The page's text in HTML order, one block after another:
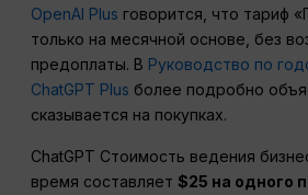
OpenAI Plus говорится, что тариф
только на месячной основе, без
предоплаты. В Руководство по
ChatGPT Plus более подробно
сказывается на покупках.
ChatGPT Стоимость ведения
время составляет$25 на одного